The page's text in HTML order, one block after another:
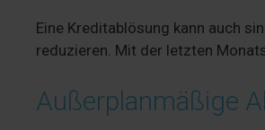
Eine Kreditablösung kann auch
reduzieren. Mit der letzten
Außerplanmäßige